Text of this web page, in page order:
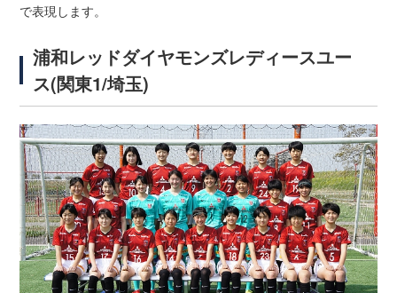
で表現します。
浦和レッドダイヤモンズレディースユー
ス(関東1/埼玉)